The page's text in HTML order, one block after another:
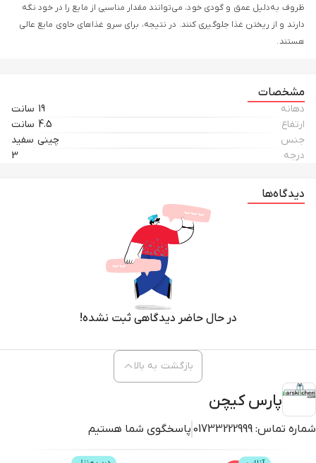
ظروف به‌دلیل عمق و گودی خود، می‌توانند مقدار مناسبی از مایع را در خود نگه
دارند و از ریختن غذا جلوگیری کنند. در نتیجه، برای سرو غذاهای حاوی مایع عالی
هستند.
مشخصات
دهانه
19 سانت
ارتفاع
4.5 سانت
جنس
چینی سفید
درجه
3
دیدگاه‌ها
در حال حاضر دیدگاهی ثبت نشده!
پارس کیچن
شماره تماس: 01733222999 پاسخگوی شما هستیم
بازگشت به بالا